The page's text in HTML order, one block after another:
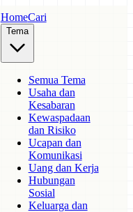
HomeCari
Tema
Semua Tema
Usaha dan
Kesabaran
Kewaspadaan
dan Risiko
Ucapan dan
Komunikasi
Uang dan Kerja
Hubungan
Sosial
Keluarga dan